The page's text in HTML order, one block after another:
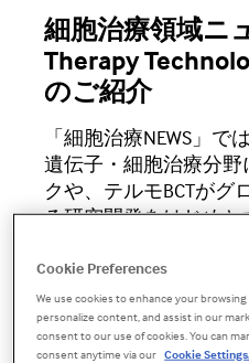
細胞治療領域ニ
Therapy
のご紹介
「細胞治療NEWS」
遺伝子・細胞治療分
クや、テルモBCTがグ
る研究開発をはじめ
第3号 2025年10月発
Cookie Preferences
We use cookies to enhance your
personalize content, and assist in our
consent to our use of cookies. You can
consent anytime via our Cookie Settings.